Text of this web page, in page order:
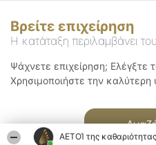
ΑΕΤΟΊ της καθαριότητας
Βρείτε επιχείρηση
Η κατάταξη περιλαμβάνει
Ψάχνετε επιχείρηση; Ελέγξτε
Χρησιμοποιήστε την καλύτερη